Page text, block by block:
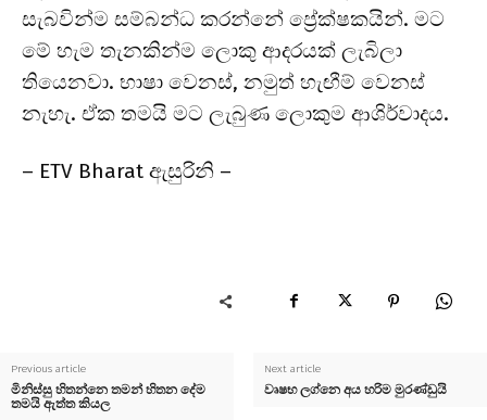
සැබවින්ම සම්බන්ධ කරන්නේ ප්‍රේක්ෂකයින්. මට
මේ හැම තැනකින්ම ලොකු ආදරයක් ලැබිලා
තියෙනවා. භාෂා වෙනස්, නමුත් හැඟීම් වෙනස්
නැහැ. ඒක තමයි මට ලැබුණ ලොකුම ආශිර්වාදය.
– ETV Bharat ඇසුරිනි –
Previous article
මිනිස්සු හිතන්නෙ තමන් හිතන දේම
තමයි ඇත්ත කියල
Next article
වෘෂභ ලග්නෙ අය හරිම මුරණ්ඩුයි